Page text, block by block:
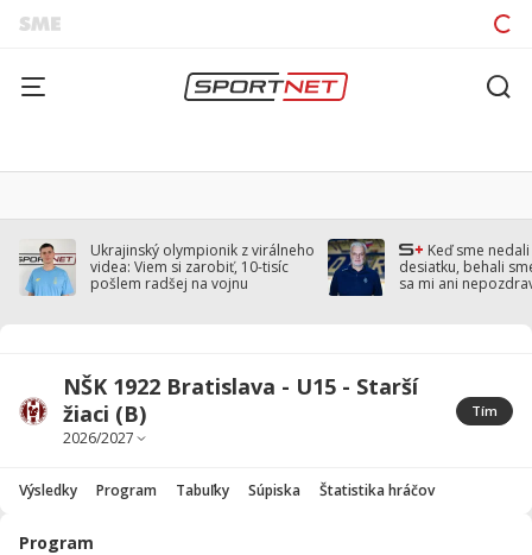
Ukrajinský olympionik z virálneho
videa: Viem si zarobiť, 10-tisíc
pošlem radšej na vojnu
Keď sme
desiatku, behali
sa mi ani
NŠK 1922 Bratislava - U15 - Starší
žiaci (B)
Tím
Výsledky Program Tabuľky Súpiska Štatistika hráčov
Program